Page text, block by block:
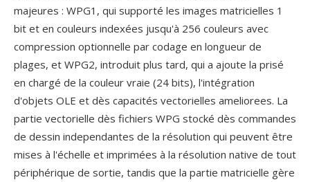
majeures : WPG1, qui supporté les images matricielles 1
bit et en couleurs indexées jusqu'à 256 couleurs avec
compression optionnelle par codage en longueur de
plages, et WPG2, introduit plus tard, qui a ajoute la prisé
en chargé de la couleur vraie (24 bits), l'intégration
d'objets OLE et dès capacités vectorielles ameliorees. La
partie vectorielle dès fichiers WPG stocké dès commandes
de dessin independantes de la résolution qui peuvent être
mises à l'échelle et imprimées à la résolution native de tout
périphérique de sortie, tandis que la partie matricielle gère